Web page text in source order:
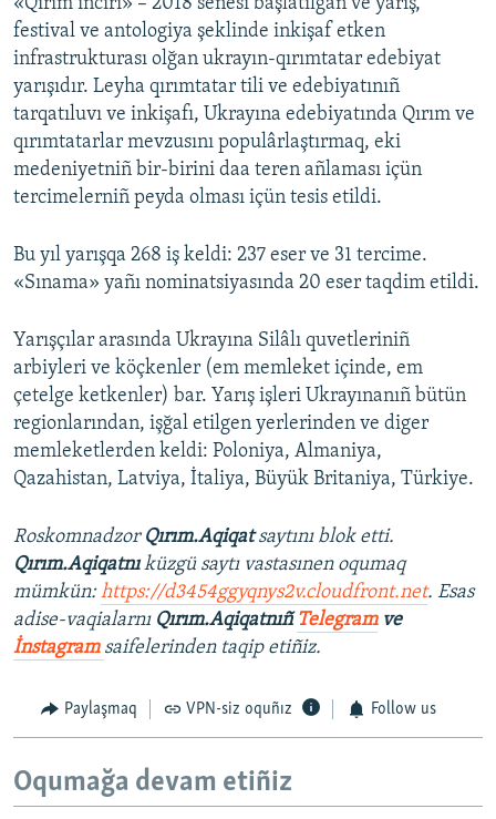
«Qırım inciri» – 2018 senesi başlatılğan ve yarış,
festival ve antologiya şeklinde inkişaf etken
infrastrukturası olğan ukrayın-qırımtatar edebiyat
yarışıdır. Leyha qırımtatar tili ve edebiyatınıñ
tarqatıluvı ve inkişafı, Ukrayına edebiyatında Qırım ve
qırımtatarlar mevzusını populârlaştırmaq, eki
medeniyetniñ bir-birini daa teren añlaması içün
tercimelerniñ peyda olması içün tesis etildi.
Bu yıl yarışqa 268 iş keldi: 237 eser ve 31 tercime.
«Sınama» yañı nominatsiyasında 20 eser taqdim etildi.
Yarışçılar arasında Ukrayına Silâlı quvetleriniñ
arbiyleri ve köçkenler (em memleket içinde, em
çetelge ketkenler) bar. Yarış işleri Ukrayınanıñ bütün
regionlarından, işğal etilgen yerlerinden ve diger
memleketlerden keldi: Poloniya, Almaniya,
Qazahistan, Latviya, İtaliya, Büyük Britaniya, Türkiye.
Roskomnadzor Qırım.Aqiqatsaytını blok etti.
Qırım.Aqiqatnıküzgü saytı vastasınen oqumaq
mümkün:https://d3454ggyqnys2v.cloudfront.net. Esas
adise-vaqialarnı Qırım.Aqiqatnıñ Telegramve
İnstagram saifelerinden taqip etiñiz.
Paylaşmaq VPN-siz oquñız Follow us
Oqumağa devam etiñiz